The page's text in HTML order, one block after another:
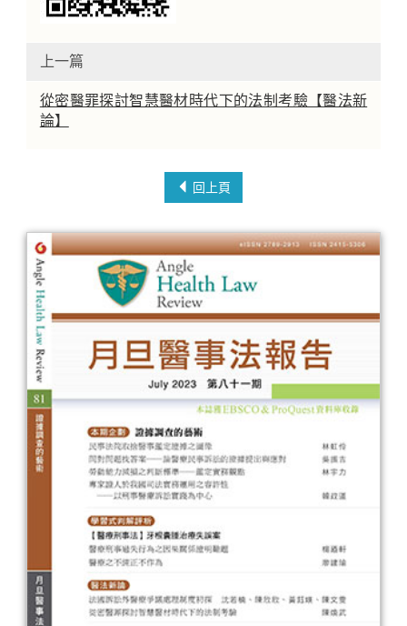
上一篇
從密醫罪探討智慧醫材時代下的法制考驗【醫法新
論】
回上頁